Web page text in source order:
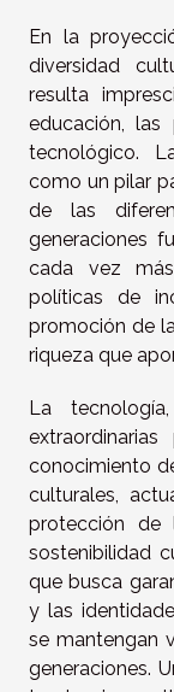
En la
diversidad
resulta
educación,
tecnológico.
como un pilar
de las
generaciones
cada vez
políticas de
promoción de
riqueza que
La
conocimiento
culturales,
protección de
sostenibilidad
que busca
y las
se mantengan
generaciones.